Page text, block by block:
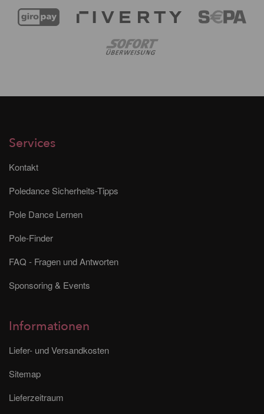
Services
Kontakt
Poledance Sicherheits-Tipps
Pole Dance Lernen
Pole-Finder
FAQ - Fragen und Antworten
Sponsoring & Events
Informationen
Liefer- und Versandkosten
Sitemap
Lieferzeitraum